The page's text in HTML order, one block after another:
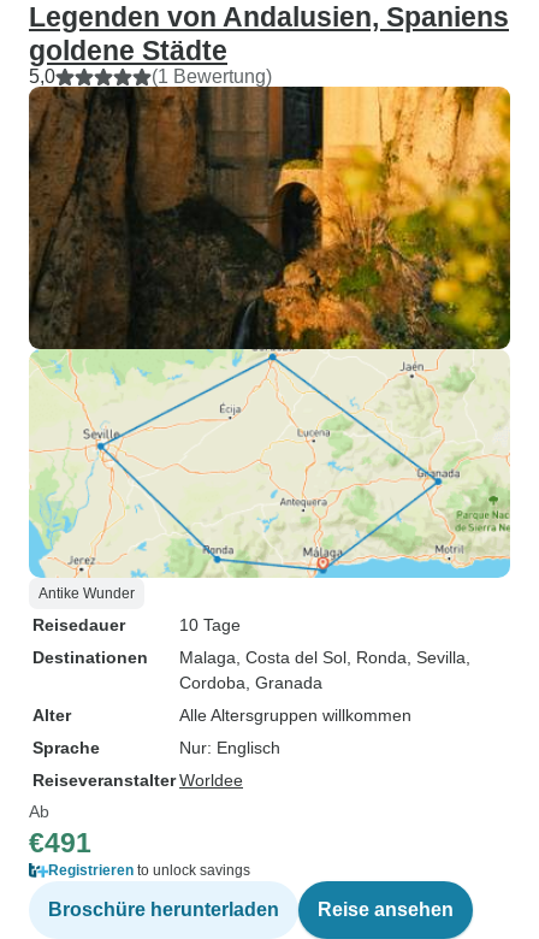
Legenden von Andalusien, Spaniens
goldene Städte
5,0 (1 Bewertung)
Antike Wunder
Reisedauer
10 Tage
Destinationen
Malaga , Costa del Sol , Ronda , Sevilla
Cordoba , Granada
Alter
Alle Altersgruppen willkommen
Sprache
Nur: Englisch
ReiseveranstalterWorldee
Ab
€491
Registrieren to unlock savings
Broschüre herunterladen Reise ansehen